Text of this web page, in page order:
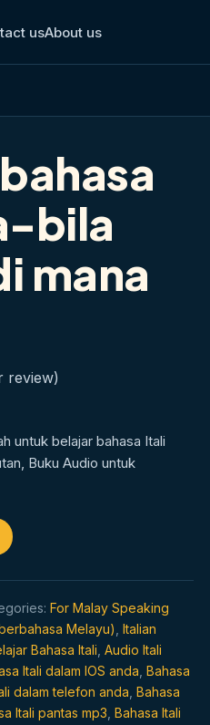
usAbout us
bila
mana
review)
untuk belajar bahasa Itali
Buku Audio untuk
For Malay Speaking
Melayu) Italian
Bahasa Itali Audio Itali
Itali dalam IOS anda Bahasa
dalam telefon anda Bahasa
Itali pantas mp3 Bahasa Itali